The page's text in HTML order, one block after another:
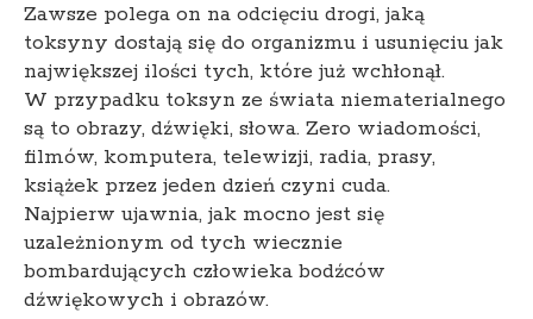
Zawsze polega on na odcięciu drogi, jaką
toksyny dostają się do organizmu i usunięciu jak
największej ilości tych, które już wchłonął.
W przypadku toksyn ze świata niematerialnego
są to obrazy, dźwięki, słowa. Zero wiadomości,
filmów, komputera, telewizji, radia, prasy,
książek przez jeden dzień czyni cuda.
Najpierw ujawnia, jak mocno jest się
uzależnionym od tych wiecznie
bombardujących człowieka bodźców
dźwiękowych i obrazów.